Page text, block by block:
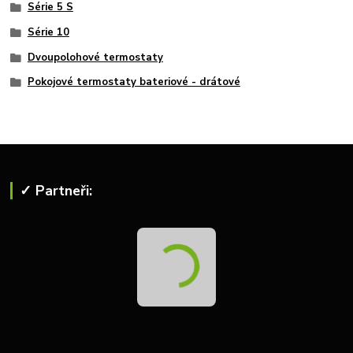
Série 5 S
Série 10
Dvoupolohové termostaty
Pokojové termostaty bateriové - drátové
✓ Partneři: